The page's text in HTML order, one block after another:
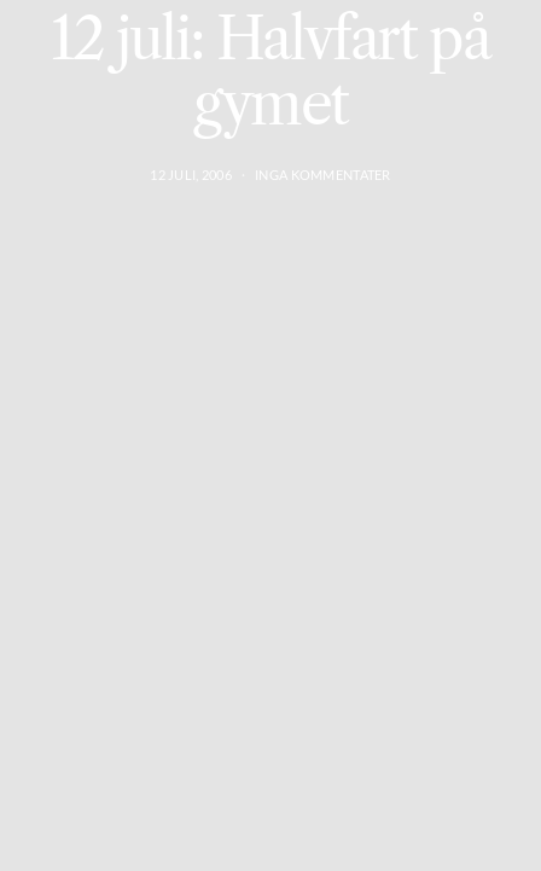
12 juli: Halvfart på
gymet
12 JULI, 2006 INGA KOMMENTATER